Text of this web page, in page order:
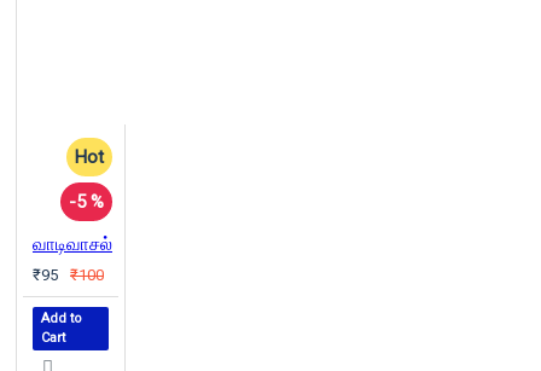
Hot
-5 %
வாடிவாசல்
₹95 ₹100
Add to
Cart